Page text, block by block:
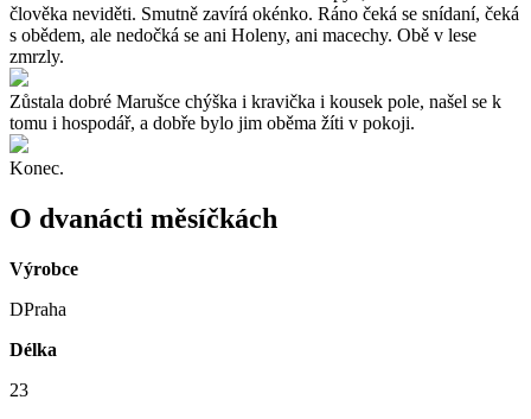
člověka neviděti. Smutně zavírá okénko. Ráno čeká se snídaní, čeká
s obědem, ale nedočká se ani Holeny, ani macechy. Obě v lese
zmrzly.
Zůstala dobré Marušce chýška i kravička i kousek pole, našel se k
tomu i hospodář, a dobře bylo jim oběma žíti v pokoji.
Konec.
O dvanácti měsíčkách
Výrobce
DPraha
Délka
23